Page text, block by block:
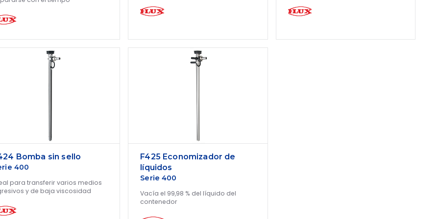
Bomba sin sello
400
para transferir varios medios
y de baja viscosidad
F425 Economizador de
líquidos
Serie 400
Vacía el 99,98 % del líquido del
contenedor